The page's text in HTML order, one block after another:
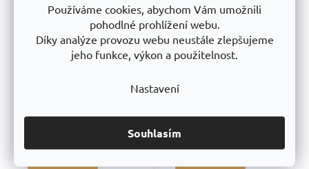
Používáme cookies, abychom Vám umožnili
pohodlné prohlížení webu.
Díky analýze provozu webu neustále zlepšujeme
jeho funkce, výkon a použitelnost.
Nastavení
Souhlasím
Víko k nádobě 75l orig.
142,98 Kčbez DPH
Víko k nádobě 75l černý reg.
Skladem
66,12 Kčbez DPH
80 Kč